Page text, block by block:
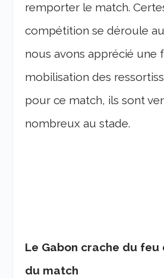
remporter le match.
compétition se déroule
nous avons apprécié une
mobilisation des
pour ce match, ils sont
nombreux au stade.
Le Gabon crache du feu
du match